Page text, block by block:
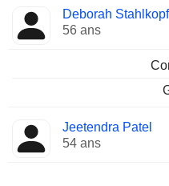
Deborah Stahlkopf
56 ans
Jeetendra Patel
54 ans